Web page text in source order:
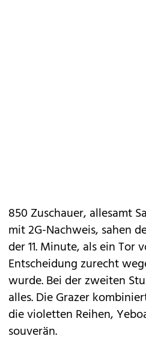
850 Zuschauer, allesamt
mit 2G-Nachweis, sahen
der 11. Minute, als ein Tor
Entscheidung zurecht
wurde. Bei der zweiten
alles. Die Grazer
die violetten Reihen,
souverän.